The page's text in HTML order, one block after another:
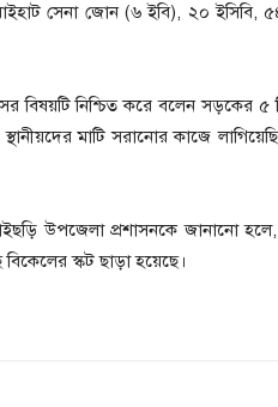
সেনা জোন (৬ ইবি), ২০ ইসিবি,
নিশ্চিত করে বলেন সড়কের ৫
মাটি সরানোর কাজে লাগিয়েছি
উপজেলা প্রশাসনকে জানানো
স্কট ছাড়া হয়েছে।